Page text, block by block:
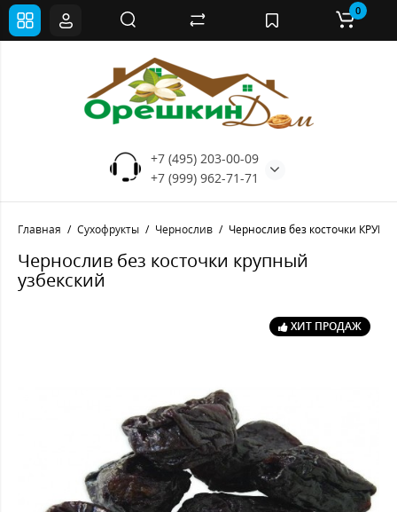
+7 (495) 203-00-09
+7 (999) 962-71-71
0
Главная Сухофрукты Чернослив Чернослив без косточки
Чернослив без косточки крупный
узбекский
ХИТ ПРОДАЖ